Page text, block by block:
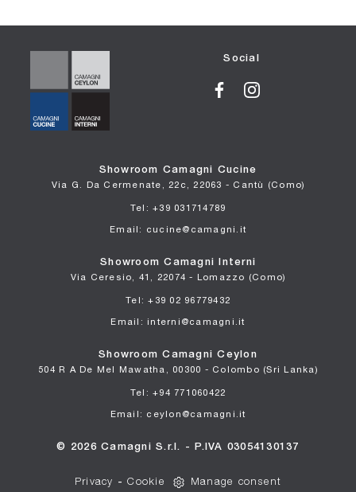
Social
Showroom Camagni Cucine
Via G. Da Cermenate, 22c, 22063 - Cantù (Como)
Tel: +39 031714789
Email: cucine@camagni.it
Showroom Camagni Interni
Via Ceresio, 41, 22074 - Lomazzo (Como)
Tel: +39 02 96779432
Email: interni@camagni.it
Showroom Camagni Ceylon
504 R A De Mel Mawatha, 00300 - Colombo (Sri Lanka)
Tel: +94 771060422
Email: ceylon@camagni.it
© 2026 Camagni S.r.l. - P.IVA 03054130137
Privacy -Cookie Manage consent